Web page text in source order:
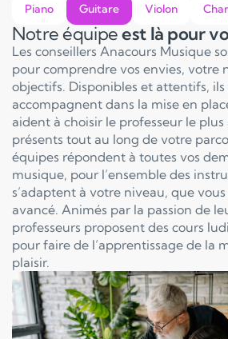
Piano Guitare Violon
Notre équipeest là pour
Les conseillers Anacours Musique
pour comprendre vos envies, votre
objectifs. Disponibles et attentifs, ils
accompagnent dans la mise en
aident à choisir le professeur le
présents tout au long de votre
équipes répondent à toutes vos
musique, pour l’ensemble des
s’adaptent à votre niveau, que
avancé. Animés par la passion de
professeurs proposent des cours
pour faire de l’apprentissage de la
plaisir.